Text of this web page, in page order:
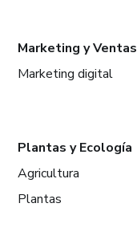
Marketing y Ventas
Marketing digital
Plantas y Ecología
Agricultura
Plantas